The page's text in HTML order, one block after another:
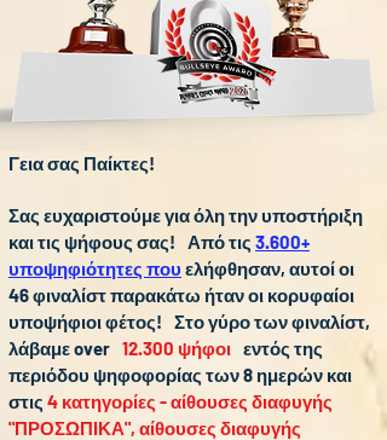
Γεια σας Παίκτες!
Σας ευχαριστούμε για όλη την υποστήριξη
και τις ψήφους σας!
Από τις 3.600+
υποψηφιότητες που ελήφθησαν, αυτοί οι
46 φιναλίστ παρακάτω ήταν οι κορυφαίοι
υποψήφιοι φέτος!
Στο γύρο των φιναλίστ,
λάβαμε over 12.300 ψήφοι
εντός της
περιόδου ψηφοφορίας των 8 ημερών και
στις 4 κατηγορίες - αίθουσες διαφυγής
"ΠΡΟΣΩΠΙΚΑ", αίθουσες διαφυγής